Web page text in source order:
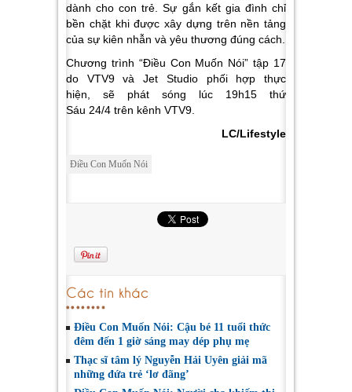
dành cho con trẻ. Sự gắn kết gia đình chỉ
bền chặt khi được xây dựng trên nền tảng
của sự kiên nhẫn và yêu thương đúng cách.
Chương trình “Điều Con Muốn Nói” tập 17
do VTV9 và Jet Studio phối hợp thực
hiện, sẽ phát sóng lúc 19h15 thứ
Sáu 24/4 trên kênh VTV9.
LC/Lifestyle
Điều Con Muốn Nói
Các tin khác
Điều Con Muốn Nói: Cậu bé 11 tuổi thức
đêm đến 1 giờ sáng may dép phụ mẹ
Thạc sĩ tâm lý Nguyễn Hải Uyên giải mã
những đứa trẻ ‘lơ đãng’